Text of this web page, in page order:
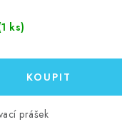
ks)
prášek